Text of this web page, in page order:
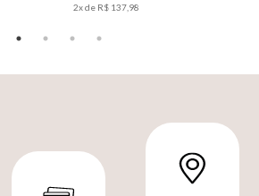
2x de R$ 137,98